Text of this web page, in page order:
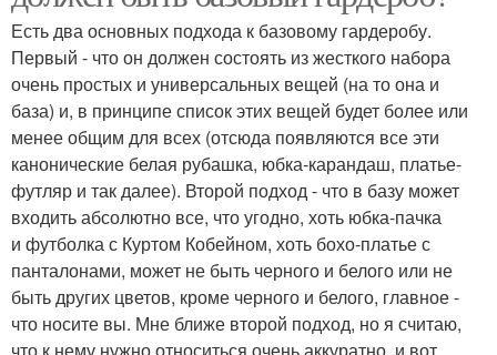
Есть два основных подхода к базовому гардеробу.
Первый - что он должен состоять из жесткого набора
очень простых и универсальных вещей (на то она и
база) и, в принципе список этих вещей будет более или
менее общим для всех (отсюда появляются все эти
канонические белая рубашка, юбка-карандаш, платье-
футляр и так далее). Второй подход - что в базу может
входить абсолютно все, что угодно, хоть юбка-пачка
и футболка с Куртом Кобейном, хоть бохо-платье с
панталонами, может не быть черного и белого или не
быть других цветов, кроме черного и белого, главное -
что носите вы. Мне ближе второй подход, но я считаю,
что к нему нужно относиться очень аккуратно, и вот